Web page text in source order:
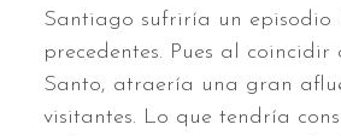
Santiago sufriría un episodio
precedentes. Pues al coincidir
Santo, atraería una gran
visitantes. Lo que tendría